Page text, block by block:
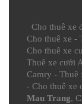
Cho thuê xe
Cho thuê xe -
Cho thuê xe
Thuê xe cưới
Camry - Thuê
- Cho thuê xe
Mau Trang,